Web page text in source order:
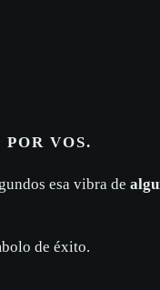
VOS.
esa vibra de
de éxito.